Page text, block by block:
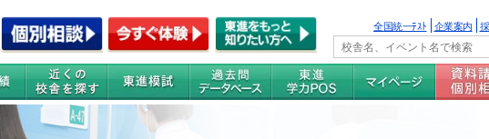
全国統一ﾃｽﾄ 企業案内